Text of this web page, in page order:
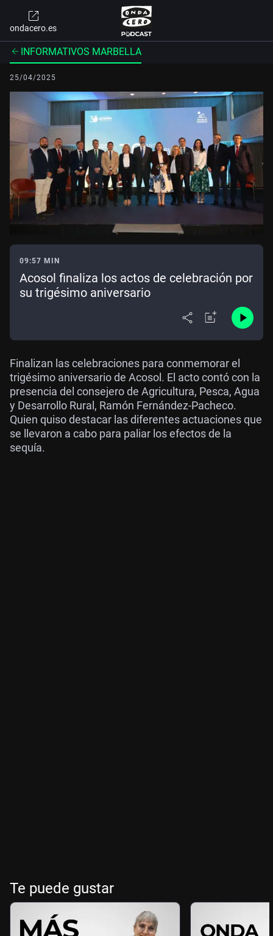
ondacero.es
INFORMATIVOS MARBELLA
25/04/2025
09:57 MIN
Acosol finaliza los actos de celebración por
su trigésimo aniversario
Finalizan las celebraciones para conmemorar el
trigésimo aniversario de Acosol. El acto contó con la
presencia del consejero de Agricultura, Pesca, Agua
y Desarrollo Rural, Ramón Fernández-Pacheco.
Quien quiso destacar las diferentes actuaciones que
se llevaron a cabo para paliar los efectos de la
sequía.
Te puede gustar